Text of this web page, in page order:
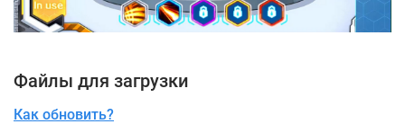
Файлы для загрузки
Как обновить?